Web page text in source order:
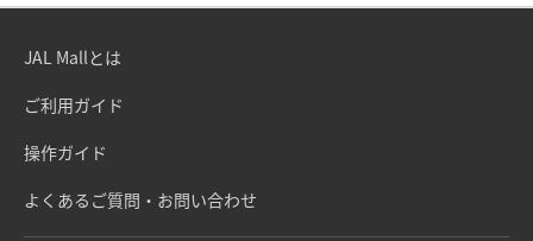
JAL Mallとは
ご利用ガイド
操作ガイド
よくあるご質問・お問い合わせ